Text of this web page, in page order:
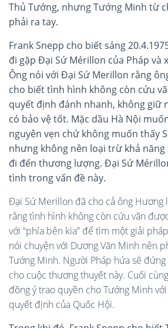
Thủ Tướng, nhưng Tướng Minh từ
phải ra tay.
Frank Snepp cho biết sáng
đi gặp Đại Sứ Mérillon của Pháp và
Ông nói với Đại Sứ Merillon rằng
cho biết tình hình không còn cứu
quyết định đánh nhanh, không giữ
có bảo vệ tốt. Mặc dầu Hà Nội
nguyên vẹn chứ không muốn thấy
nhưng không nên loại trừ khả
đi đến thương lượng. Đại Sứ
tình trong vấn đề này.
Đại Sứ Merillon đã cho cả ông Hương
rằng tình hình không còn cứu vãn
với “phía bên kia” để tìm một giải
nói chuyện với Dương Văn Minh nên
Tướng Minh. Người Pháp hứa sẽ
cho cuộc thương thuyết này. Cuối
đồng ý trao quyền cho Tướng Minh
quyết định của Quốc Hội.